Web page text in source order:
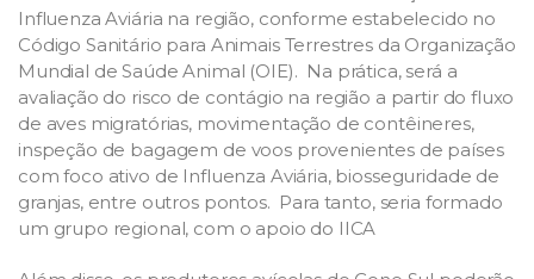
Influenza Aviária na região, conforme estabelecido no
Código Sanitário para Animais Terrestres da Organização
Mundial de Saúde Animal (OIE). Na prática, será a
avaliação do risco de contágio na região a partir do fluxo
de aves migratórias, movimentação de contêineres,
inspeção de bagagem de voos provenientes de países
com foco ativo de Influenza Aviária, biosseguridade de
granjas, entre outros pontos. Para tanto, seria formado
um grupo regional, com o apoio do IICA